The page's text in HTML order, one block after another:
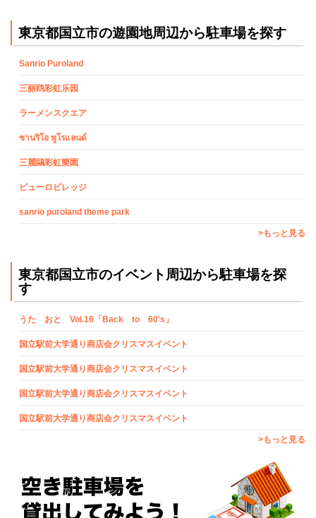
東京都国立市の遊園地周辺から駐車場を探す
Sanrio Puroland
三丽鸥彩虹乐园
ラーメンスクエア
ซานริโอ พูโรแลนด์
三麗鷗彩虹樂園
ピューロビレッジ
sanrio puroland theme park
>もっと見る
東京都国立市のイベント周辺から駐車場を探
す
うた おと Vol.16「Back to 60's」
国立駅前大学通り商店会クリスマスイベント
国立駅前大学通り商店会クリスマスイベント
国立駅前大学通り商店会クリスマスイベント
国立駅前大学通り商店会クリスマスイベント
>もっと見る